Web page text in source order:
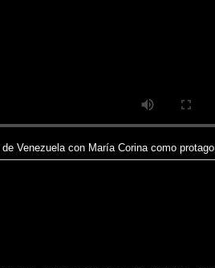
Venezuela con María Corina como